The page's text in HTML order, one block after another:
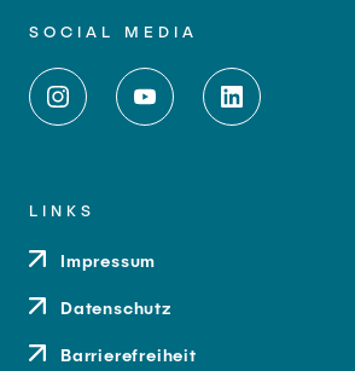
SOCIAL MEDIA
LINKS
Impressum
Datenschutz
Barrierefreiheit